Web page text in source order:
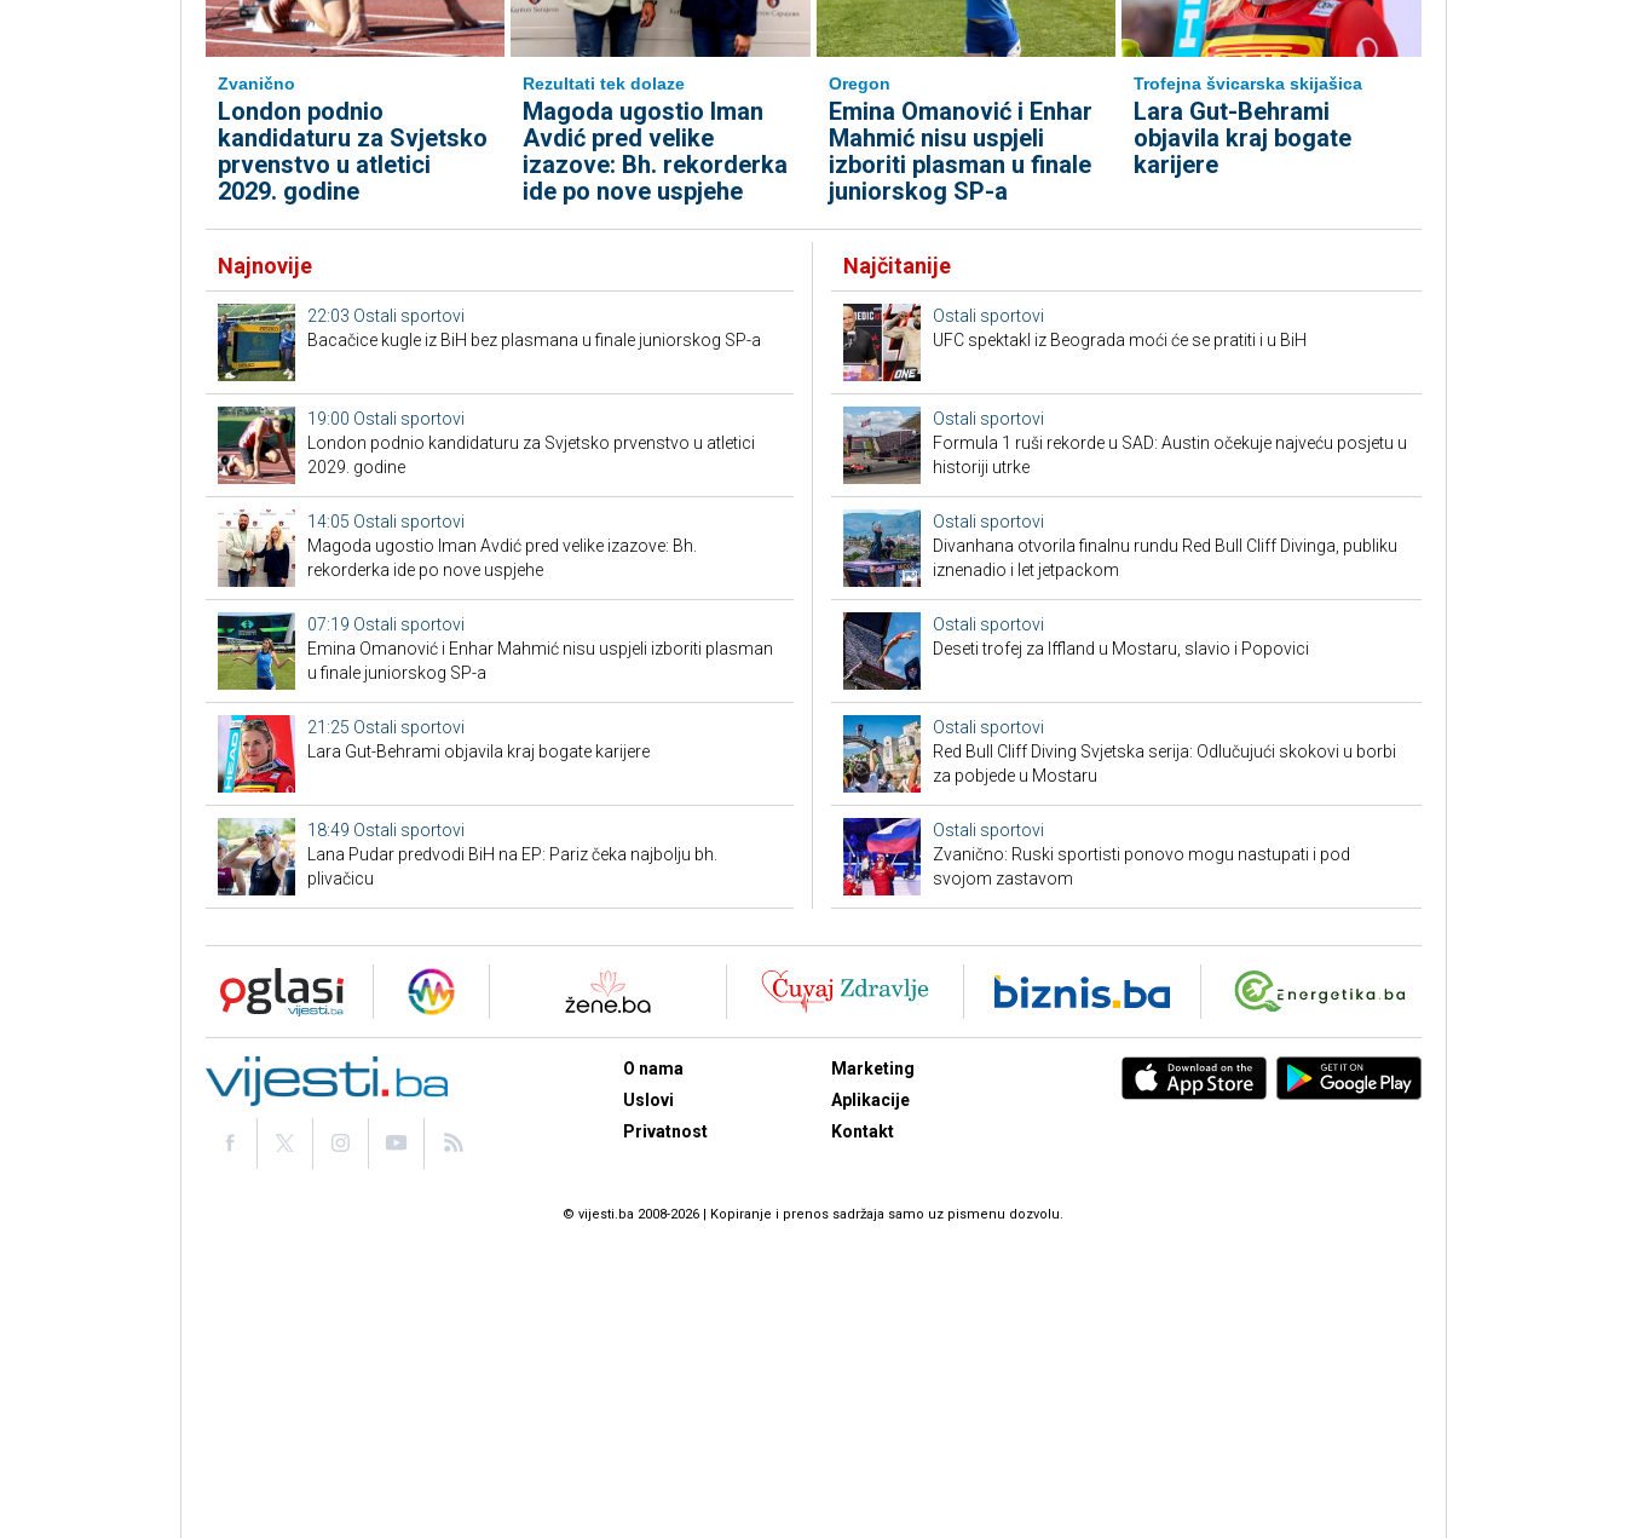
Zvanično
London podnio
kandidaturu za Svjetsko
prvenstvo u atletici
2029. godine
Rezultati tek dolaze
Magoda ugostio Iman
Avdić pred velike
izazove: Bh. rekorderka
ide po nove uspjehe
Oregon
Emina Omanović i Enhar
Mahmić nisu uspjeli
izboriti plasman u finale
juniorskog SP-a
Trofejna švicarska skijašica
Lara Gut-Behrami
objavila kraj bogate
karijere
Najnovije
22:03 Ostali sportovi
Bacačice kugle iz BiH bez plasmana u finale juniorskog SP-a
19:00 Ostali sportovi
London podnio kandidaturu za Svjetsko prvenstvo u atletici
2029. godine
14:05 Ostali sportovi
Magoda ugostio Iman Avdić pred velike izazove: Bh.
rekorderka ide po nove uspjehe
07:19 Ostali sportovi
Emina Omanović i Enhar Mahmić nisu uspjeli izboriti plasman
u finale juniorskog SP-a
21:25 Ostali sportovi
Lara Gut-Behrami objavila kraj bogate karijere
18:49 Ostali sportovi
Lana Pudar predvodi BiH na EP: Pariz čeka najbolju bh.
plivačicu
Najčitanije
Ostali sportovi
UFC spektakl iz Beograda moći će se pratiti i u BiH
Ostali sportovi
Formula 1 ruši rekorde u SAD: Austin očekuje najveću posjetu u
historiji utrke
Ostali sportovi
Divanhana otvorila finalnu rundu Red Bull Cliff Divinga, publiku
iznenadio i let jetpackom
Ostali sportovi
Deseti trofej za Iffland u Mostaru, slavio i Popovici
Ostali sportovi
Red Bull Cliff Diving Svjetska serija: Odlučujući skokovi u borbi
za pobjede u Mostaru
Ostali sportovi
Zvanično: Ruski sportisti ponovo mogu nastupati i pod
svojom zastavom
O nama
Uslovi
Privatnost
Marketing
Aplikacije
Kontakt
© vijesti.ba 2008-2026 | Kopiranje i prenos sadržaja samo uz pismenu dozvolu.